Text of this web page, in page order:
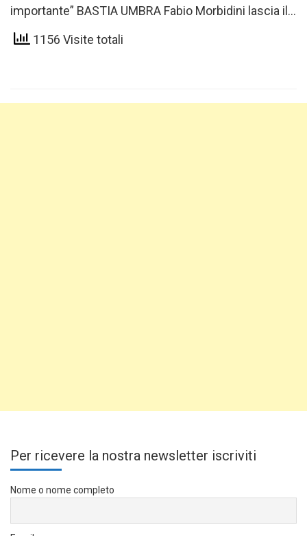
importante” BASTIA UMBRA Fabio Morbidini lascia il
consiglio comunale.Le dimissioni sono state…
1156 Visite totali
Per ricevere la nostra newsletter iscriviti
Nome o nome completo